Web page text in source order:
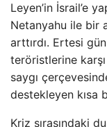
Leyen’in İsrail’e
Netanyahu ile bir
arttırdı. Ertesi
teröristlerine
saygı
destekleyen kısa
Kriz sırasındaki